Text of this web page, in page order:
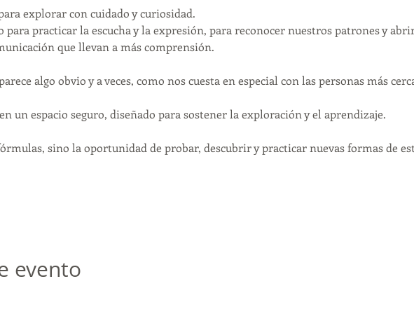
explorar con cuidado y curiosidad.
practicar la escucha y la expresión, para reconocer nuestros patrones y
que llevan a más comprensión.
algo obvio y a veces, como nos cuesta en especial con las personas más
un espacio seguro, diseñado para sostener la exploración y el aprendizaje.
sino la oportunidad de probar, descubrir y practicar nuevas formas de
evento